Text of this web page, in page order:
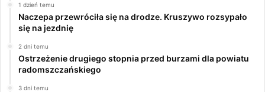
1 dzień temu
Naczepa przewróciła się na drodze. Kruszywo rozsypało
się na jezdnię
2 dni temu
Ostrzeżenie drugiego stopnia przed burzami dla powiatu
radomszczańskiego
3 dni temu